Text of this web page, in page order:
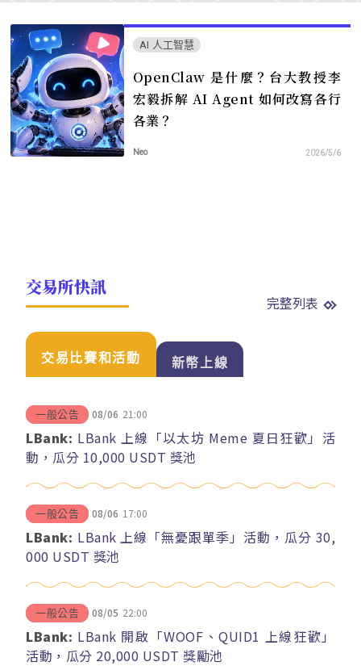
AI 人工智慧
OpenClaw 是什麼？台大教授李
宏毅拆解 AI Agent 如何改寫各行
各業？
Neo 2026/5/6
交易所快訊
完整列表
交易比賽和活動 新幣上線
一般公告 08/06 21:00
LBank: LBank 上線「以太坊 Meme 夏日狂歡」活
動，瓜分 10,000 USDT 獎池
一般公告 08/06 17:00
LBank: LBank 上線「無憂跟單季」活動，瓜分 30,
000 USDT 獎池
一般公告 08/05 22:00
LBank: LBank 開啟「WOOF、QUID1 上線狂歡」
活動，瓜分 20,000 USDT 獎勵池